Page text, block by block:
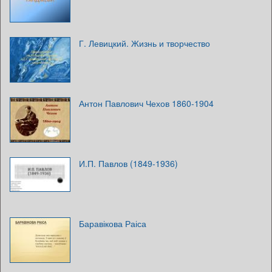
Г. Левицкий. Жизнь и творчество
Антон Павлович Чехов 1860-1904
И.П. Павлов (1849-1936)
Баравікова Раіса